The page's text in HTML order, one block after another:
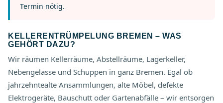
Termin nötig.
KELLERENTRÜMPELUNG BREMEN – WAS
GEHÖRT DAZU?
Wir räumen Kellerräume, Abstellräume, Lagerkeller,
Nebengelasse und Schuppen in ganz Bremen. Egal ob
jahrzehntealte Ansammlungen, alte Möbel, defekte
Elektrogeräte, Bauschutt oder Gartenabfälle – wir entsorgen